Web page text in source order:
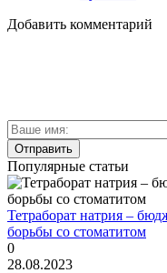
Добавить комментарий
Популярные статьи
Тетраборат натрия –
борьбы со стоматитом
0
28.08.2023